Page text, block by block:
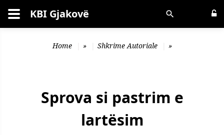
Kërko KBI Gjakovë
Home » Shkrime Autoriale »
Sprova si pastrim e
lartësim